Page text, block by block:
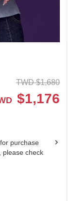
TWD $1,680
$1,176
purchase
please check